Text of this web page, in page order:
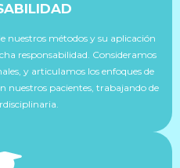
nuestros métodos y su aplicación
responsabilidad. Consideramos
y articulamos los enfoques de
nuestros pacientes, trabajando de